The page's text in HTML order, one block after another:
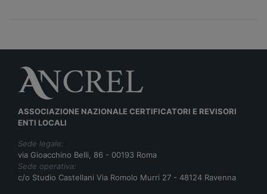
ASSOCIAZIONE NAZIONALE CERTIFICATORI E REVISORI
ENTI LOCALI
Sede legale:
via Gioacchino Belli, 86 - 00193 Roma
Sede operativa:
c/o Studio Castellani Via Romolo Murri 27 - 48124 Ravenna